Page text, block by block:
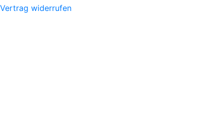
Vertrag widerrufen